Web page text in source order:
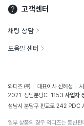
고객센터
채팅 상담
도움말 센터
와디즈 ㈜ 대표이사 신혜성
2021-성남분당C-1153 사업자
성남시 분당구 판교로 242 PDC
일부 상품의 경우 와디즈는 통신